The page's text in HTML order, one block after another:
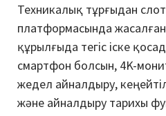
Техникалық тұрғыдан
платформасында
құрылғыда тегіс іске
смартфон болсын, 4K-
жедел айналдыру,
және айналдыру тарихы